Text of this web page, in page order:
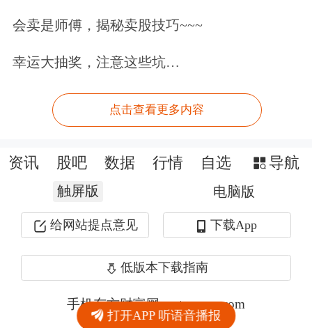
会卖是师傅，揭秘卖股技巧~~~
幸运大抽奖，注意这些坑…
点击查看更多内容
打开APP 听语音播报
资讯 股吧 数据 行情 自选 导航
触屏版 电脑版
给网站提点意见 下载App
低版本下载指南
手机东方财富网 eastmoney.com
网站备案号:沪ICP备05006054号-11